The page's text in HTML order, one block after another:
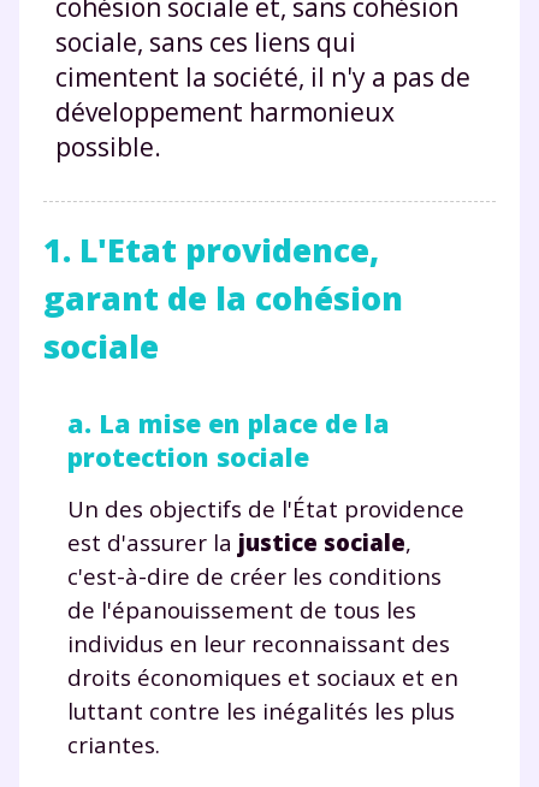
cohésion sociale et, sans cohésion
sociale, sans ces liens qui
cimentent la société, il n'y a pas de
développement harmonieux
possible.
1. L'Etat providence,
garant de la cohésion
sociale
a. La mise en place de la
protection sociale
Un des objectifs de l'État providence
est d'assurer la justice sociale,
c'est-à-dire de créer les conditions
de l'épanouissement de tous les
individus en leur reconnaissant des
droits économiques et sociaux et en
luttant contre les inégalités les plus
criantes.